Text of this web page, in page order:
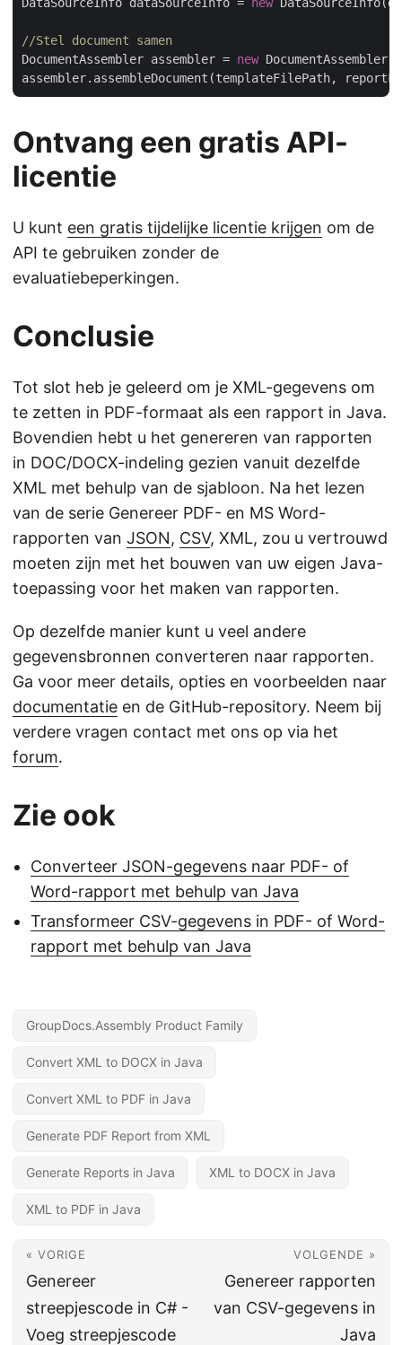
//Stel document samen
DocumentAssembler assembler = new
Ontvang een gratis API-
licentie
U kunt een gratis tijdelijke licentie krijgen om de
API te gebruiken zonder de
evaluatiebeperkingen.
Conclusie
Tot slot heb je geleerd om je XML-gegevens om
te zetten in PDF-formaat als een rapport in Java.
Bovendien hebt u het genereren van rapporten
in DOC/DOCX-indeling gezien vanuit dezelfde
XML met behulp van de sjabloon. Na het lezen
van de serie Genereer PDF- en MS Word-
rapporten van JSON, CSV, XML, zou u vertrouwd
moeten zijn met het bouwen van uw eigen Java-
toepassing voor het maken van rapporten.
Op dezelfde manier kunt u veel andere
gegevensbronnen converteren naar rapporten.
Ga voor meer details, opties en voorbeelden naar
documentatie en de GitHub-repository. Neem bij
verdere vragen contact met ons op via het
forum.
Zie ook
Converteer JSON-gegevens naar PDF- of
Word-rapport met behulp van Java
Transformeer CSV-gegevens in PDF- of Word-
rapport met behulp van Java
GroupDocs.Assembly Product Family
Convert XML to DOCX in Java
Convert XML to PDF in Java
Generate PDF Report from XML
Generate Reports in Java XML to DOCX in Java
XML to PDF in Java
« VORIGE
Genereer
streepjescode in C# -
Voeg streepjescode
VOLGENDE »
Genereer rapporten
van CSV-gegevens in
Java